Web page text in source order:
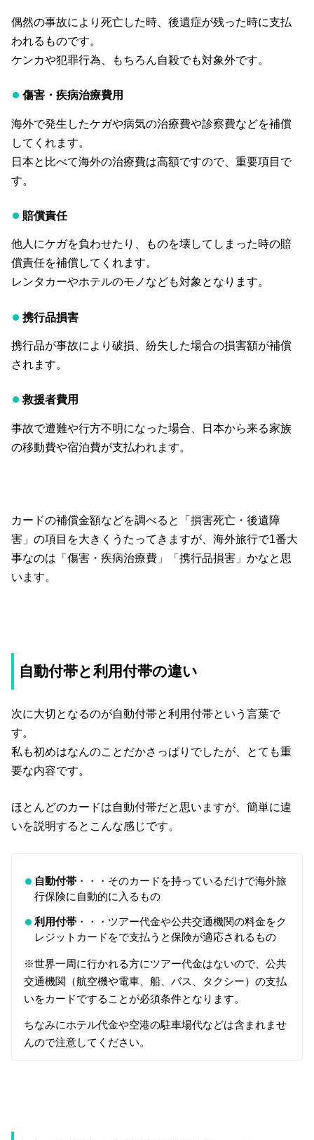
偶然の事故により死亡した時、後遺症が残った時に支払
われるものです。
ケンカや犯罪行為、もちろん自殺でも対象外です。
傷害・疾病治療費用
海外で発生したケガや病気の治療費や診察費などを補償
してくれます。
日本と比べて海外の治療費は高額ですので、重要項目で
す。
賠償責任
他人にケガを負わせたり、ものを壊してしまった時の賠
償責任を補償してくれます。
レンタカーやホテルのモノなども対象となります。
携行品損害
携行品が事故により破損、紛失した場合の損害額が補償
されます。
救援者費用
事故で遭難や行方不明になった場合、日本から来る家族
の移動費や宿泊費が支払われます。
カードの補償金額などを調べると「損害死亡・後遺障
害」の項目を大きくうたってきますが、海外旅行で1番大
事なのは「傷害・疾病治療費」「携行品損害」かなと思
います。
自動付帯と利用付帯の違い
次に大切となるのが自動付帯と利用付帯という言葉で
す。
私も初めはなんのことだかさっぱりでしたが、とても重
要な内容です。
ほとんどのカードは自動付帯だと思いますが、簡単に違
いを説明するとこんな感じです。
自動付帯・・・そのカードを持っているだけで海外旅
行保険に自動的に入る もの
利用付帯・・・ ツアー代金や公共交通機関の料金をク
レジットカードをで支払うと保険が適応されるもの
※世界一周に行かれる方にツアー代金はないので、公共
交通機関（航空機や電車、船、バス、タクシー）の支払
いをカードですることが必須条件となります。
ちなみにホテル代金や空港の駐車場代などは含まれませ
んので注意してください。